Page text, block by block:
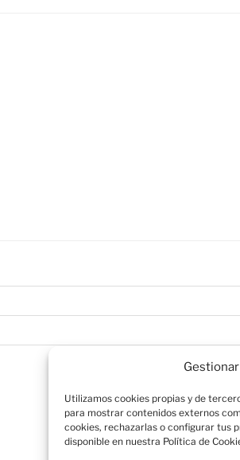
Utilizamos cookies propias y de
para mostrar contenidos externos
cookies, rechazarlas o configurar tus
disponible en nuestra Política de